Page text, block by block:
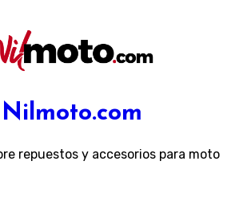
Nilmoto.com
repuestos y accesorios para moto